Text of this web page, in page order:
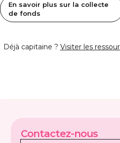
En savoir plus sur la collecte
de fonds
Déjà capitaine ? Visiter les
Contactez-nous